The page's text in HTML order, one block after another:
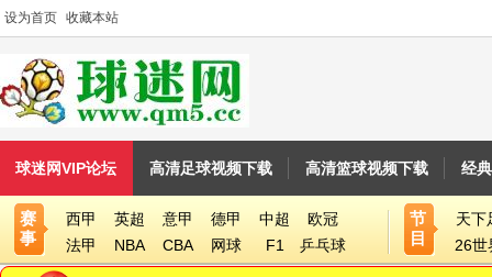
设为首页 收藏本站
球迷网VIP论坛 高清足球视频下载 高清篮球视频下载 经
赛
事
西甲 英超 意甲 德甲 中超
欧冠
法甲
NBA CBA 网球 F1 乒乓球
节
目
天下
26世